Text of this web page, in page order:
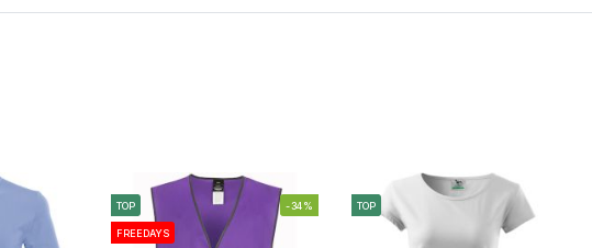
TOP
FREEDAYS
-34% TOP